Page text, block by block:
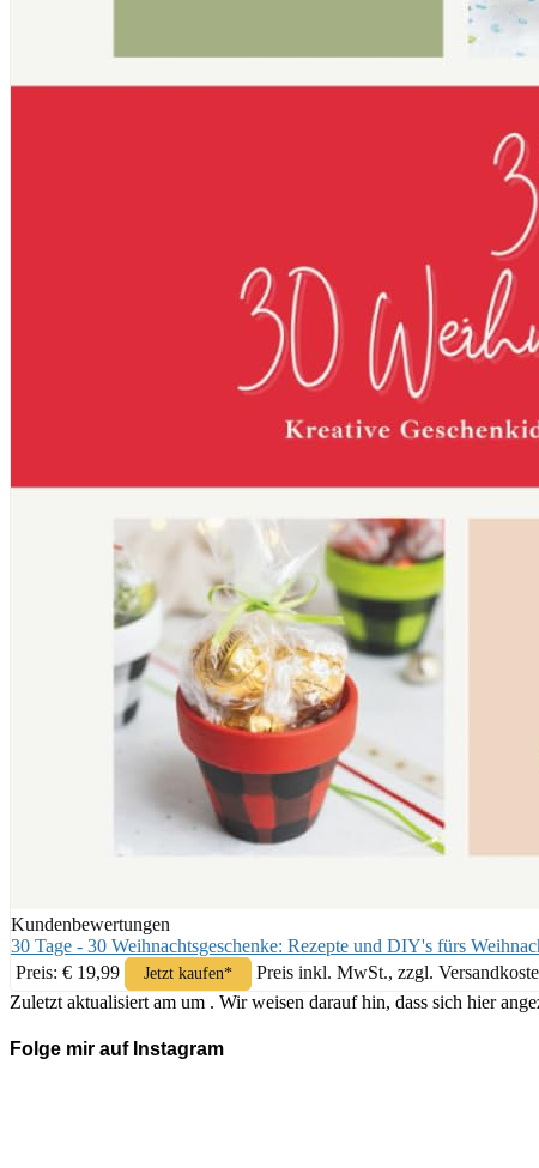
Kundenbewertungen
30 Tage - 30 Weihnachtsgeschenke: Rezepte und DIY's fürs
Preis: € 19,99
Jetzt kaufen*
Preis inkl. MwSt., zzgl.
Zuletzt aktualisiert am um . Wir weisen darauf hin, dass sich hier
Folge mir auf Instagram